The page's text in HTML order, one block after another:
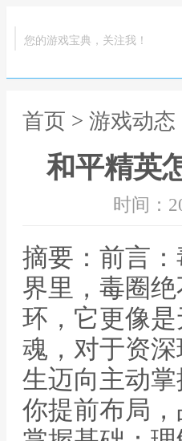
您的游戏宝典，关注我！
首页 > 游戏动态
和平精英
时间：
摘要：前言
界里，毒圈
环，它更像
魂，对于资
生迈向主动
你提前布局